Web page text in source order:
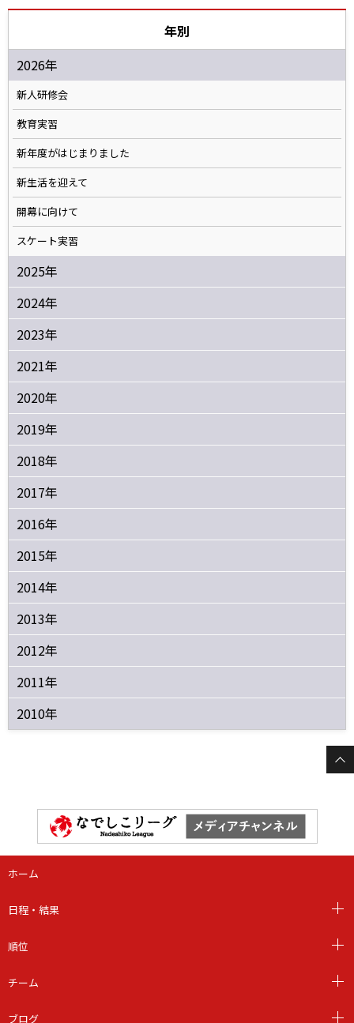
年別
2026年
新人研修会
教育実習
新年度がはじまりました
新生活を迎えて
開幕に向けて
スケート実習
2025年
2024年
2023年
2021年
2020年
2019年
2018年
2017年
2016年
2015年
2014年
2013年
2012年
2011年
2010年
ホーム
日程・結果
順位
チーム
ブログ